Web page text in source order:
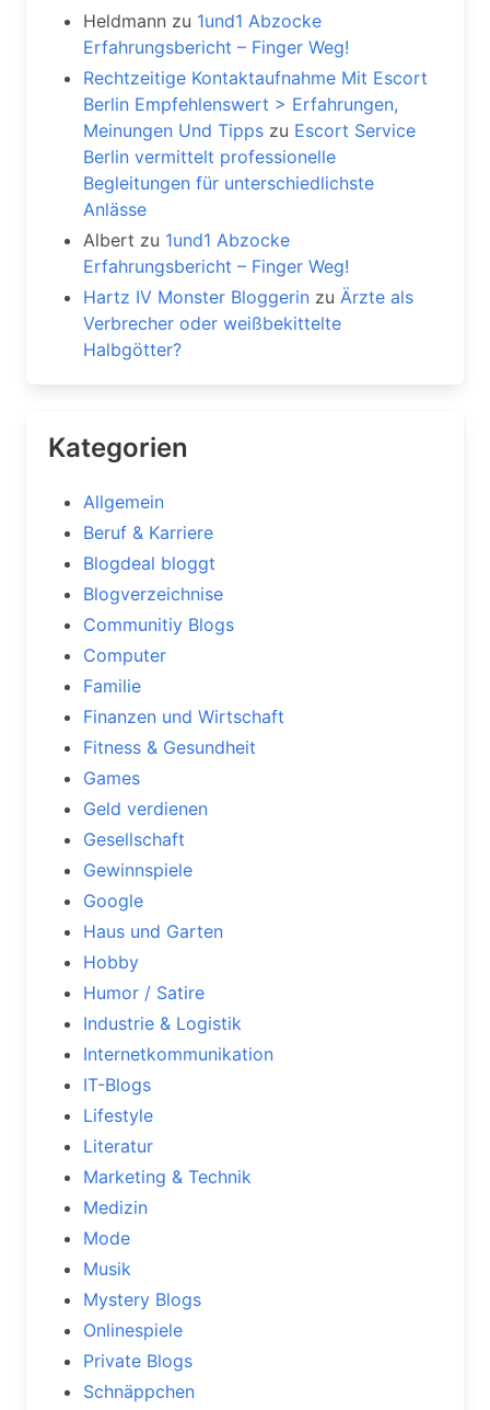
Heldmann zu 1und1 Abzocke
Erfahrungsbericht – Finger Weg!
Rechtzeitige Kontaktaufnahme Mit Escort
Berlin Empfehlenswert > Erfahrungen,
Meinungen Und Tipps zu Escort Service
Berlin vermittelt professionelle
Begleitungen für unterschiedlichste
Anlässe
Albert zu 1und1 Abzocke
Erfahrungsbericht – Finger Weg!
Hartz IV Monster Bloggerin zu Ärzte als
Verbrecher oder weißbekittelte
Halbgötter?
Kategorien
Allgemein
Beruf & Karriere
Blogdeal bloggt
Blogverzeichnise
Communitiy Blogs
Computer
Familie
Finanzen und Wirtschaft
Fitness & Gesundheit
Games
Geld verdienen
Gesellschaft
Gewinnspiele
Google
Haus und Garten
Hobby
Humor / Satire
Industrie & Logistik
Internetkommunikation
IT-Blogs
Lifestyle
Literatur
Marketing & Technik
Medizin
Mode
Musik
Mystery Blogs
Onlinespiele
Private Blogs
Schnäppchen